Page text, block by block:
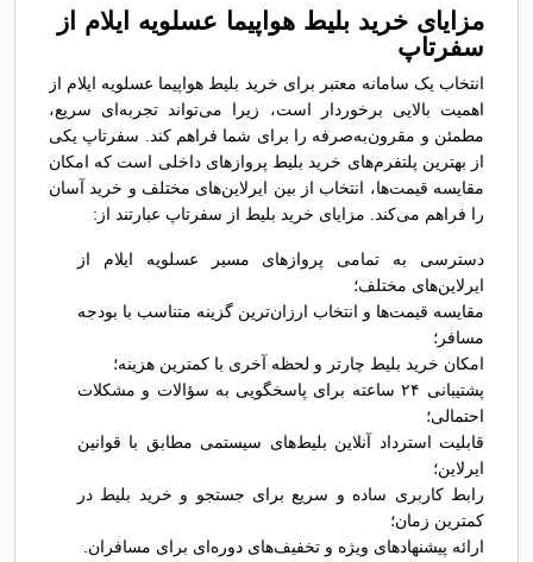
مزایای خرید بلیط هواپیما عسلویه ایلام از
سفرتاپ
انتخاب یک سامانه معتبر برای خرید بلیط هواپیما عسلویه ایلام از
اهمیت بالایی برخوردار است، زیرا می‌تواند تجربه‌ای سریع،
مطمئن و مقرون‌به‌صرفه را برای شما فراهم کند. سفرتاپ یکی
از بهترین پلتفرم‌های خرید بلیط پروازهای داخلی است که امکان
مقایسه قیمت‌ها، انتخاب از بین ایرلاین‌های مختلف و خرید آسان
را فراهم می‌کند. مزایای خرید بلیط از سفرتاپ عبارتند از:
دسترسی به تمامی پروازهای مسیر عسلویه ایلام از
ایرلاین‌های مختلف؛
مقایسه قیمت‌ها و انتخاب ارزان‌ترین گزینه متناسب با بودجه
مسافر؛
امکان خرید بلیط چارتر و لحظه آخری با کمترین هزینه؛
پشتیبانی ۲۴ ساعته برای پاسخگویی به سؤالات و مشکلات
احتمالی؛
قابلیت استرداد آنلاین بلیط‌های سیستمی مطابق با قوانین
ایرلاین؛
رابط کاربری ساده و سریع برای جستجو و خرید بلیط در
کمترین زمان؛
ارائه پیشنهادهای ویژه و تخفیف‌های دوره‌ای برای مسافران.